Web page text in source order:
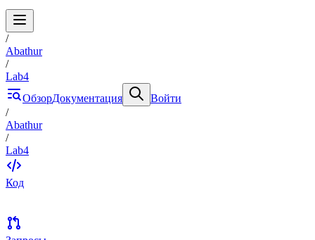
/
Abathur
/
Lab4
ОбзорДокументация
Войти
/
Abathur
/
Lab4
Код